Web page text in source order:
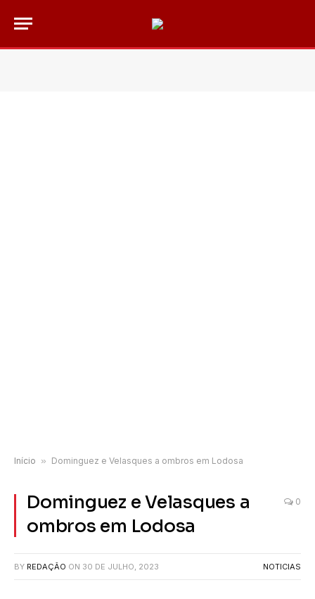
Início » Dominguez e Velasques a ombros em Lodosa
Dominguez e Velasques a
ombros em Lodosa
0
BY REDAÇÃO ON 30 DE JULHO, 2023 NOTICIAS